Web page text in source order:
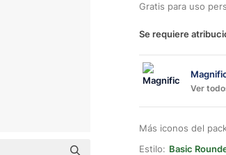
Gratis para uso
Se requiere
Ver
Más iconos del pack
Estilo: Basic